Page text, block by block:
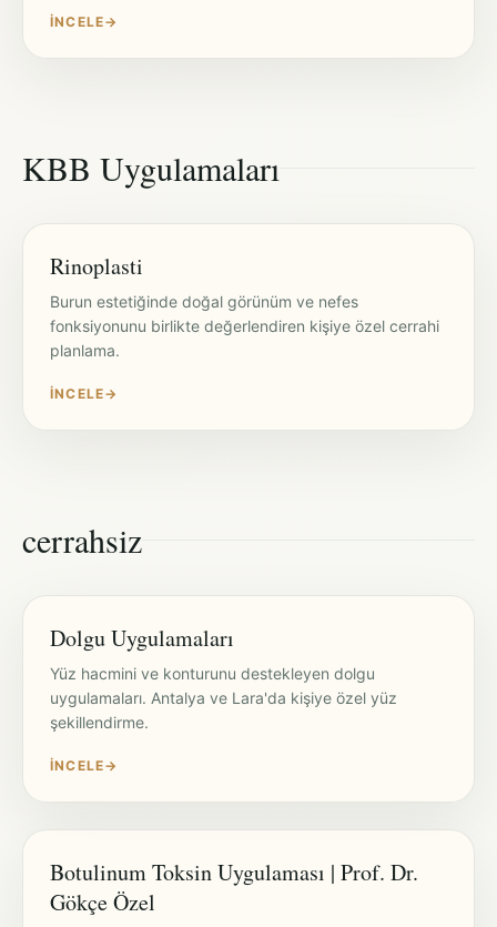
İNCELE→
KBB Uygulamaları
Rinoplasti
Burun estetiğinde doğal görünüm ve nefes
fonksiyonunu birlikte değerlendiren kişiye özel cerrahi
planlama.
İNCELE→
cerrahsiz
Dolgu Uygulamaları
Yüz hacmini ve konturunu destekleyen dolgu
uygulamaları. Antalya ve Lara'da kişiye özel yüz
şekillendirme.
İNCELE→
Botulinum Toksin Uygulaması | Prof. Dr.
Gökçe Özel